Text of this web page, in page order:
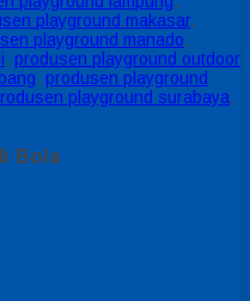
playground makasar,
playground manado,
, produsen playground outdoor
, produsen playground
playground surabaya,
Bola